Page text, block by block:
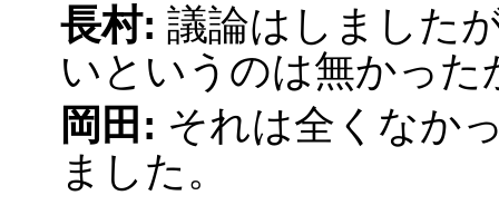
長村: 議論はしました
いというのは無かった
岡田: それは全くなか
ました。